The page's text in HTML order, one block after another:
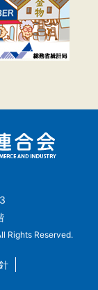
Rights Reserved.